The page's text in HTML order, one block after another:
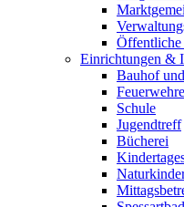
Öffentliche
Einrichtungen &
Bauhof
Schule
Jugendtreff
Bücherei